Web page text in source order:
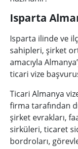
Isparta
Isparta ilinde ve
sahipleri, şirket
amacıyla
ticari vize
Ticari Almanya
firma tarafından
şirket evrakları,
sirküleri, ticaret
bordroları,